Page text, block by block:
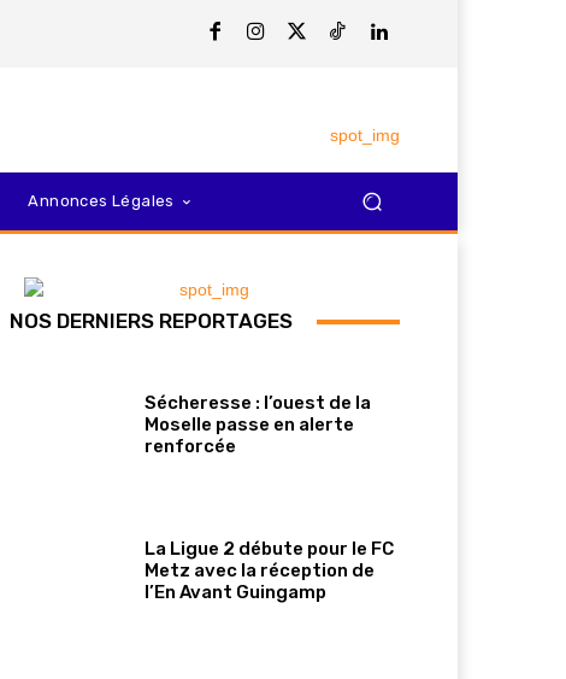
Annonces Légales
NOS DERNIERS REPORTAGES
Sécheresse : l’ouest de la
Moselle passe en alerte
renforcée
La Ligue 2 débute pour le FC
Metz avec la réception de
l’En Avant Guingamp